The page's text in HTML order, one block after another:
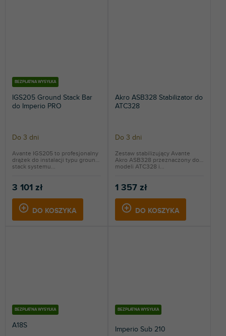
BEZPŁATNA WYSYŁKA
IGS205 Ground Stack Bar
do Imperio PRO
Do 3 dni
3 101 zł
DO KOSZYKA
Avante IGS205 to profesjonalny
drążek do instalacji typu ground
stack systemu...
Akro ASB328 Stabilizator do
ATC328
Do 3 dni
1 357 zł
DO KOSZYKA
Zestaw stabilizujący Avante
Akro ASB328 przeznaczony do
modeli ATC328 i...
BEZPŁATNA WYSYŁKA
A18S
BEZPŁATNA WYSYŁKA
Imperio Sub 210